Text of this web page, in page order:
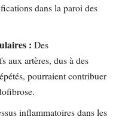
dans la paroi des
: Des
aux artères, dus à des
pourraient contribuer
inflammatoires dans les